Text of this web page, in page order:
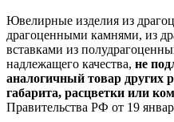
Ювелирные изделия из
драгоценными камнями, из
вставками из
надлежащего качества, не
аналогичный товар других
габарита, расцветки или
Правительства РФ от 19